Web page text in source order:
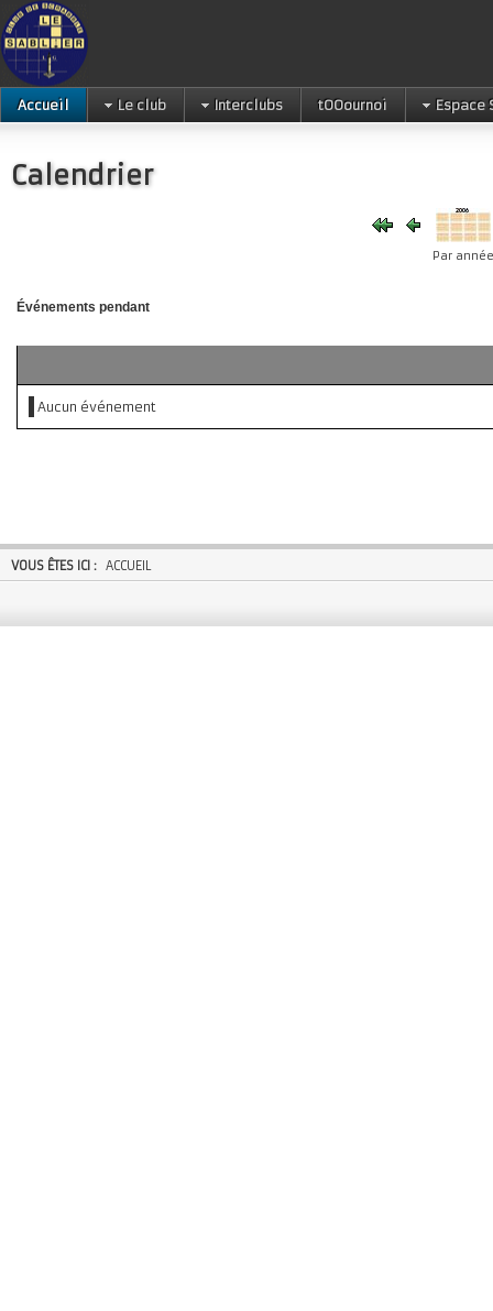
Accueil Le club Interclubs tOOournoi Espace
Calendrier
Par année
Événements pendant
Aucun événement
VOUS ÊTES ICI : ACCUEIL